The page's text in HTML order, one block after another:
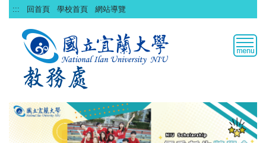
跳
到
::: 回首頁 學校首頁 網站導覽